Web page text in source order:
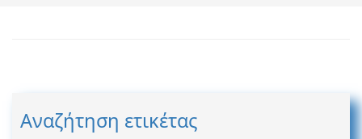
Αναζήτηση ετικέτας